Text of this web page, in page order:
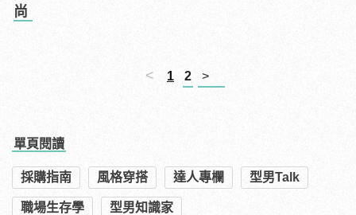
尚
< 1 2 >
單頁閱讀
採購指南 風格穿搭 達人專欄 型男Talk
職場生存學 型男知識家